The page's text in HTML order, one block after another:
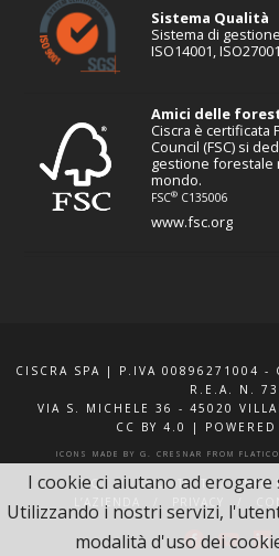
Sistema Qualità
Sistema di
ISO14001,
Amici delle
Ciscra è certificata
Council (FSC) si
gestione forestale
mondo.
FSC® C135006
www.fsc.org
CISCRA SPA | P.IVA 00896271004 -
R.E.A. N.
VIA S. MICHELE 36 - 45020
CC BY 4.0
|
ICONS MADE BY G. CRESNAR FROM
F.A.Q. XQUOTE.IT INFO
L’AZIENDA
PRIVACY
I cookie ci aiutano ad erogare
Utilizzando i nostri servizi,
modalità d'uso dei